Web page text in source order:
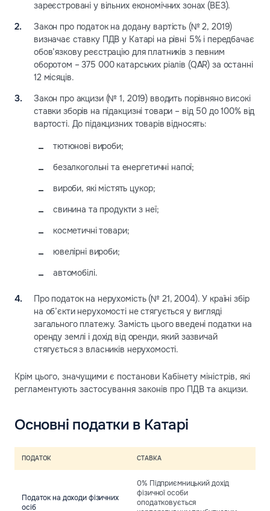
зареєстровані у вільних економічних зонах (ВЕЗ).
Закон про податок на додану вартість (№ 2, 2019)
визначає ставку ПДВ у Катарі на рівні 5% і передбачає
обов’язкову реєстрацію для платників з певним
оборотом – 375 000 катарських ріалів (QAR) за останні
12 місяців.
Закон про акцизи (№ 1, 2019) вводить порівняно високі
ставки зборів на підакцизні товари – від 50 до 100% від
вартості. До підакцизних товарів відносять:
тютюнові вироби;
безалкогольні та енергетичні напої;
вироби, які містять цукор;
свинина та продукти з неї;
косметичні товари;
ювелірні вироби;
автомобілі.
Про податок на нерухомість (№ 21, 2004). У країні збір
на об’єкти нерухомості не стягується у вигляді
загального платежу. Замість цього введені податки на
оренду землі і дохід від оренди, який зазвичай
стягується з власників нерухомості.
Крім цього, значущими є постанови Кабінету міністрів, які
регламентують застосування законів про ПДВ та акцизи.
Основні податки в Катарі
ПОДАТОК СТАВКА
Податок на доходи фізичних
осіб
0% Підприємницький дохід
фізичної особи
оподатковується